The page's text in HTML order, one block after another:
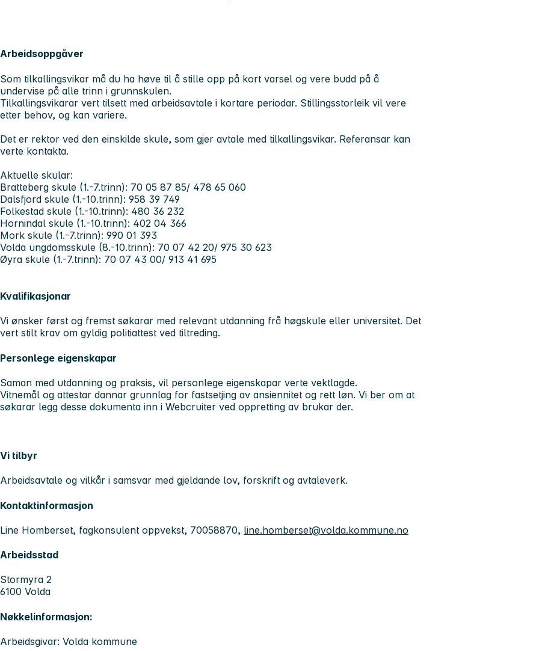
Arbeidsoppgåver
Som tilkallingsvikar må du ha høve til å stille opp på kort varsel og vere budd på å
undervise på alle trinn i grunnskulen.
Tilkallingsvikarar vert tilsett med arbeidsavtale i kortare periodar. Stillingsstorleik vil vere
etter behov, og kan variere.
Det er rektor ved den einskilde skule, som gjer avtale med tilkallingsvikar. Referansar kan
verte kontakta.
Aktuelle skular:
Bratteberg skule (1.-7.trinn): 70 05 87 85/ 478 65 060
Dalsfjord skule (1.-10.trinn): 958 39 749
Folkestad skule (1.-10.trinn): 480 36 232
Hornindal skule (1.-10.trinn): 402 04 366
Mork skule (1.-7.trinn): 990 01 393
Volda ungdomsskule (8.-10.trinn): 70 07 42 20/ 975 30 623
Øyra skule (1.-7.trinn): 70 07 43 00/ 913 41 695
Kvalifikasjonar
Vi ønsker først og fremst søkarar med relevant utdanning frå høgskule eller universitet. Det
vert stilt krav om gyldig politiattest ved tiltreding.
Personlege eigenskapar
Saman med utdanning og praksis, vil personlege eigenskapar verte vektlagde.
Vitnemål og attestar dannar grunnlag for fastsetjing av ansiennitet og rett løn. Vi ber om at
søkarar legg desse dokumenta inn i Webcruiter ved oppretting av brukar der.
Vi tilbyr
Arbeidsavtale og vilkår i samsvar med gjeldande lov, forskrift og avtaleverk.
Kontaktinformasjon
Line Homberset, fagkonsulent oppvekst, 70058870, line.homberset@volda.kommune.no
Arbeidsstad
Stormyra 2
6100 Volda
Nøkkelinformasjon:
Arbeidsgivar: Volda kommune